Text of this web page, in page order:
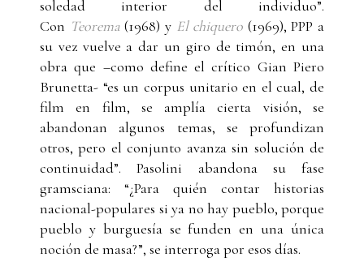
soledad interior del individuo”.
Con Teorema (1968) y El chiquero (1969), PPP a
su vez vuelve a dar un giro de timón, en una
obra que –como define el crítico Gian Piero
Brunetta- “es un corpus unitario en el cual, de
film en film, se amplía cierta visión, se
abandonan algunos temas, se profundizan
otros, pero el conjunto avanza sin solución de
continuidad”. Pasolini abandona su fase
gramsciana: “¿Para quién contar historias
nacional-populares si ya no hay pueblo, porque
pueblo y burguesía se funden en una única
noción de masa?”, se interroga por esos días.